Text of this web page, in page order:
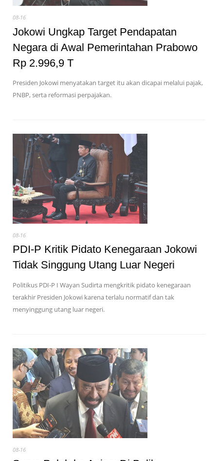
08-16
Jokowi Ungkap Target Pendapatan
Negara di Awal Pemerintahan Prabowo
Rp 2.996,9 T
Presiden Jokowi menyatakan target itu akan dicapai melalui pajak,
PNBP, serta reformasi perpajakan.
08-16
PDI-P Kritik Pidato Kenegaraan Jokowi
Tidak Singgung Utang Luar Negeri
Politikus PDI-P I Wayan Sudirta mengkritik pidato kenegaraan
terakhir Presiden Jokowi karena terlalu normatif dan tak
menyinggung utang luar negeri.
08-16